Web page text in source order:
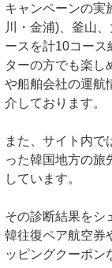
キャンペーンの実
川・金浦)、釜山
ースを計10コース
ターの方でも楽し
や船舶会社の運航
介しております。
また、サイト内で
った韓国地方の旅
しています。
その診断結果をシ
韓往復ペア航空券
ッピングクーポン